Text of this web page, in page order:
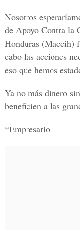
Nosotros
de Apoyo Contra la
Honduras (Maccih)
cabo las acciones
eso que hemos
Ya no más dinero
beneficien a las
*Empresario